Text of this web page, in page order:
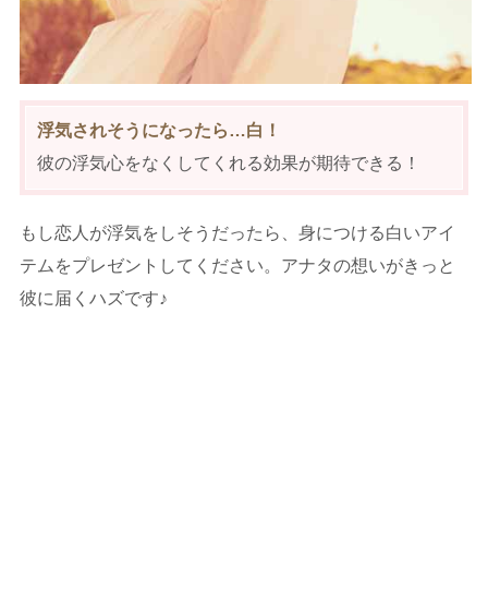
浮気されそうになったら…白！
彼の浮気心をなくしてくれる効果が期待できる！
もし恋人が浮気をしそうだったら、身につける白いアイ
テムをプレゼントしてください。アナタの想いがきっと
彼に届くハズです♪